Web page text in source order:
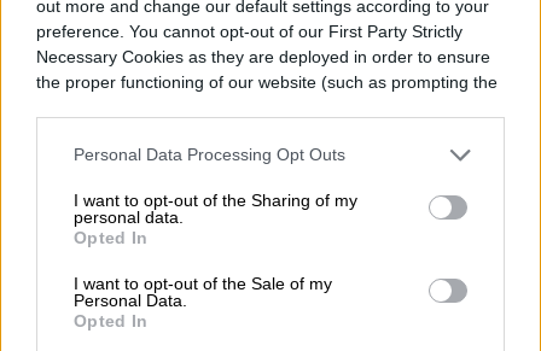
out more and change our default settings according to your
preference. You cannot opt-out of our First Party Strictly
Necessary Cookies as they are deployed in order to ensure
the proper functioning of our website (such as prompting the
Personal Data Processing Opt Outs
I want to opt-out of the Sharing of my
personal data.
Opted In
I want to opt-out of the Sale of my
Personal Data.
Opted In